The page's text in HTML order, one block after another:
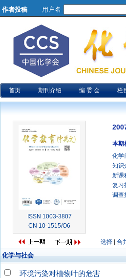
作者投稿 用户名
首页 期刊介绍 编 委 会 栏
ISSN 1003-3807
CN 10-1515/O6
本期
化学
知识
新课
复习
调查
选择 合
化学与社会
环境污染对植物叶的危害